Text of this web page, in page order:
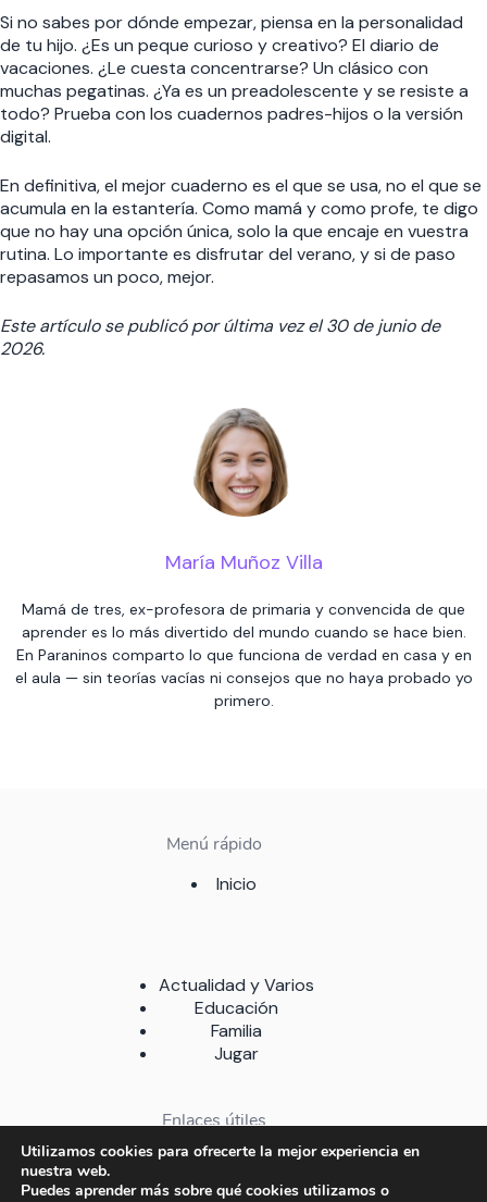
Si no sabes por dónde empezar, piensa en la personalidad
de tu hijo. ¿Es un peque curioso y creativo? El diario de
vacaciones. ¿Le cuesta concentrarse? Un clásico con
muchas pegatinas. ¿Ya es un preadolescente y se resiste a
todo? Prueba con los cuadernos padres-hijos o la versión
digital.
En definitiva, el mejor cuaderno es el que se usa, no el que se
acumula en la estantería. Como mamá y como profe, te digo
que no hay una opción única, solo la que encaje en vuestra
rutina. Lo importante es disfrutar del verano, y si de paso
repasamos un poco, mejor.
Este artículo se publicó por última vez el 30 de junio de
2026.
María Muñoz Villa
Mamá de tres, ex-profesora de primaria y convencida de que
aprender es lo más divertido del mundo cuando se hace bien.
En Paraninos comparto lo que funciona de verdad en casa y en
el aula — sin teorías vacías ni consejos que no haya probado yo
primero.
Menú rápido
Inicio
Actualidad y Varios
Educación
Familia
Jugar
Enlaces útiles
Sobre nosotros
Contacto
Utilizamos cookies para ofrecerte la mejor experiencia en
nuestra web.
Puedes aprender más sobre qué cookies utilizamos o